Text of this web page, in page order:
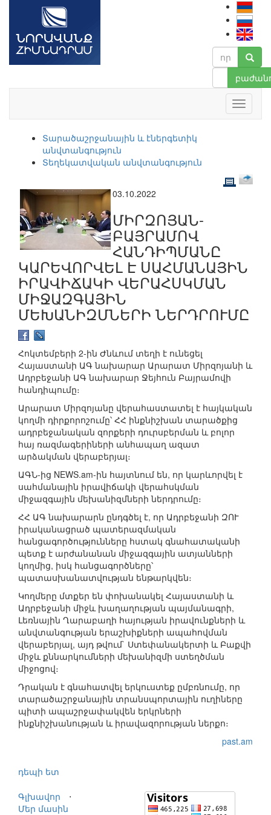
Տարածաշրջանային և էներգետիկ
անվտանգություն
Տեղեկատվական անվտանգություն
03.10.2022
ՄԻՐԶՈՅԱՆ-
ԲԱՅՐԱՄՈՎ
ՀԱՆԴԻՊՄԱՆԸ
ԿԱՐԵՎՈՐՎԵԼ Է ՍԱՀՄԱՆԱՅԻՆ
ԻՐԱՎԻՃԱԿԻ ՎԵՐԱՀՍԿՄԱՆ
ՄԻՋԱԶԳԱՅԻՆ
ՄԵԽԱՆԻԶՄՆԵՐԻ ՆԵՐԴՐՈՒՄԸ
Հոկտեմբերի 2-ին Ժնևում տեղի է ունեցել
Հայաստանի ԱԳ նախարար Արարատ Միրզոյանի և
Ադրբեջանի ԱԳ նախարար Ջեյհուն Բայրամովի
հանդիպումը։
Արարատ Միրզոյանը վերահաստատել է հայկական
կողմի դիրքորոշումը՝ ՀՀ ինքնիշխան տարածքից
ադրբեջանական զորքերի դուրսբերման և բոլոր
հայ ռազմագերիների անհապաղ ազատ
արձակման վերաբերյալ։
ԱԳՆ-ից NEWS.am-ին հայտնում են, որ կարևորվել է
սահմանային իրավիճակի վերահսկման
միջազգային մեխանիզմների ներդրումը։
ՀՀ ԱԳ նախարարն ընդգծել է, որ Ադրբեջանի ԶՈՒ
իրականացրած պատերազմական
հանցագործությունները հստակ գնահատականի
պետք է արժանանան միջազգային ատյանների
կողմից, իսկ հանցագործները՝
պատասխանատվության ենթարկվեն։
Կողմերը մտքեր են փոխանակել Հայաստանի և
Ադրբեջանի միջև խաղաղության պայմանագրի,
Լեռնային Ղարաբաղի հայության իրավունքների և
անվտանգության երաշխիքների ապահովման
վերաբերյալ, այդ թվում` Ստեփանակերտի և Բաքվի
միջև քննարկումների մեխանիզմի ստեղծման
միջոցով։
Դրական է գնահատվել երկուստեք ըմբռնումը, որ
տարածաշրջանային տրանսպորտային ուղիները
պիտի ապաշրջափակվեն երկրների
ինքնիշխանության և իրավազորության ներքո։
past.am
դեպի ետ
Գլխավոր
⋅
Մեր մասին